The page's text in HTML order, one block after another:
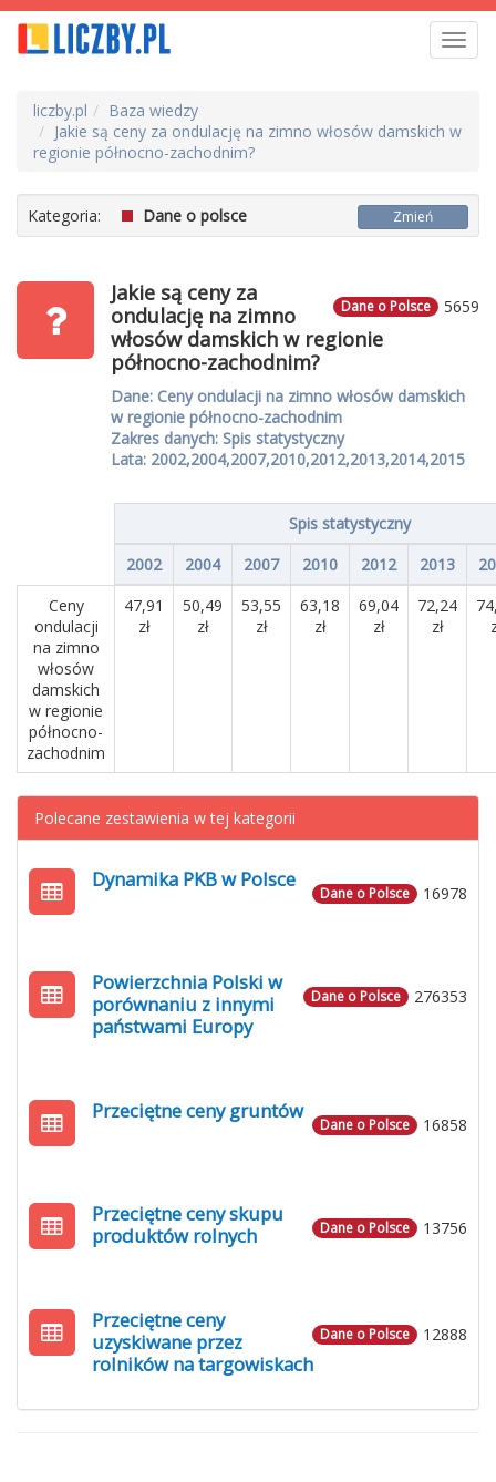
liczby.pl
Baza wiedzy
Jakie są ceny za ondulację na zimno włosów damskich w
regionie północno-zachodnim?
Kategoria: Dane o polsce Zmień
5659
Dane o Polsce
Jakie są ceny za
ondulację na zimno
włosów damskich w regionie
północno-zachodnim?
Dane: Ceny ondulacji na zimno włosów damskich
w regionie północno-zachodnim
Zakres danych: Spis statystyczny
Lata: 2002,2004,2007,2010,2012,2013,2014,2015
Spis statystyczny
2002
2004 2007 2010 2012 2013
Ceny
ondulacji
na zimno
włosów
damskich
w regionie
północno-
zachodnim
47,91
zł
50,49
zł
53,55
zł
63,18
zł
69,04
zł
72,24
zł
Polecane zestawienia w tej kategorii
16978
Dane o Polsce
Dynamika PKB w Polsce
276353
Dane o Polsce
Powierzchnia Polski w
porównaniu z innymi
państwami Europy
16858
Dane o Polsce
Przeciętne ceny gruntów
13756
Dane o Polsce
Przeciętne ceny skupu
produktów rolnych
12888
Dane o Polsce
Przeciętne ceny
uzyskiwane przez
rolników na targowiskach